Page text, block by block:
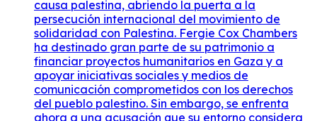
causa palestina, abriendo la puerta a la
persecución internacional del movimiento de
solidaridad con Palestina. Fergie Cox Chambers
ha destinado gran parte de su patrimonio a
financiar proyectos humanitarios en Gaza y a
apoyar iniciativas sociales y medios de
comunicación comprometidos con los derechos
del pueblo palestino. Sin embargo, se enfrenta
ahora a una acusación que su entorno considera